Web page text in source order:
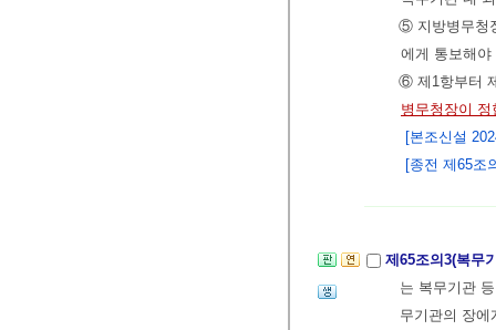
⑤ 지방병무청
에게 통보해야
⑥ 제1항부터
병무청장이 정
[본조신설
[종전 제65조
제65조의3(복무
는 복무기관
무기관의 장